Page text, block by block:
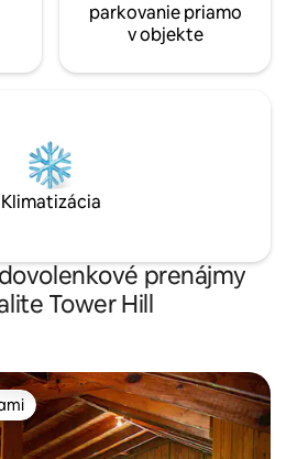
parkovanie priamo
v objekte
Klimatizácia
prenájmy
Tower Hill